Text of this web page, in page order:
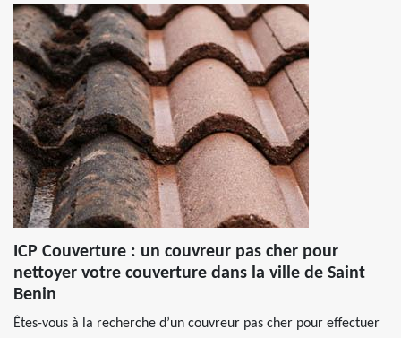
ICP Couverture : un couvreur pas cher pour
nettoyer votre couverture dans la ville de Saint
Benin
Êtes-vous à la recherche d’un couvreur pas cher pour effectuer